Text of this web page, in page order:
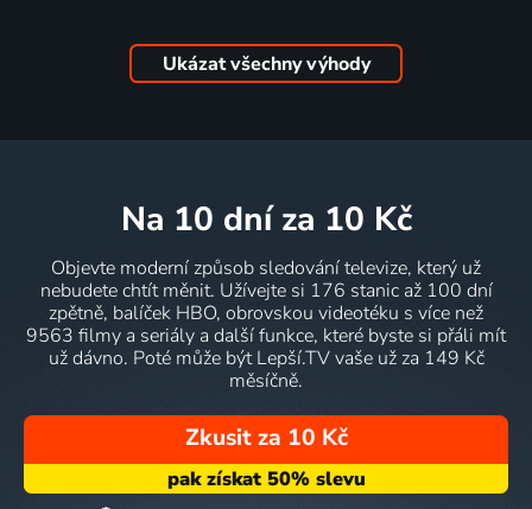
Ukázat všechny výhody
na 10 dní za 10 Kč
Objevte moderní způsob sledování televize, který už
nebudete chtít měnit. Užívejte si 176 stanic až 100 dní
zpětně, balíček HBO, obrovskou videotéku s více než
9563 filmy a seriály a další funkce, které byste si přáli mít
už dávno. Poté může být Lepší.TV vaše už za 149 Kč
měsíčně.
Zkusit za 10 Kč